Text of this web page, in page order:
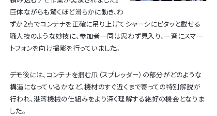
巨体ながらも驚くほど滑らかに動き、わ
ずか2点でコンテナを正確に吊り上げてシャーシにピタッと載せる
職人技のような妙技に、参加者一同は思わず見入り、一斉にスマー
トフォンを向け撮影を行っていました。
デモ後には、コンテナを掴む爪（スプレッダー）の部分がどのような
構造になっているかなど、機材のすぐ近くまで寄っての特別解説が
行われ、港湾機械の仕組みをより深く理解する絶好の機会となりま
した。